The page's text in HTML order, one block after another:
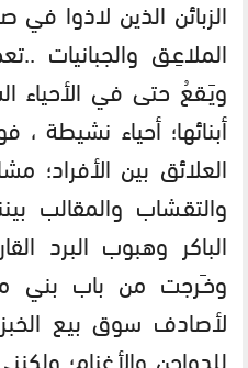
الزبائن الذين لاذوا
الملاعِـق والجبانيات
ويَـقعُ حتى في الأحياء
أبنائها؛ أحياء
العلائق بين الأفراد؛
والتقـشاب والمقالب
الباكر وهبوب البرد
وخـَرجت من باب بني
لأصادف سوق بيع
للدواجن والأغنام؛